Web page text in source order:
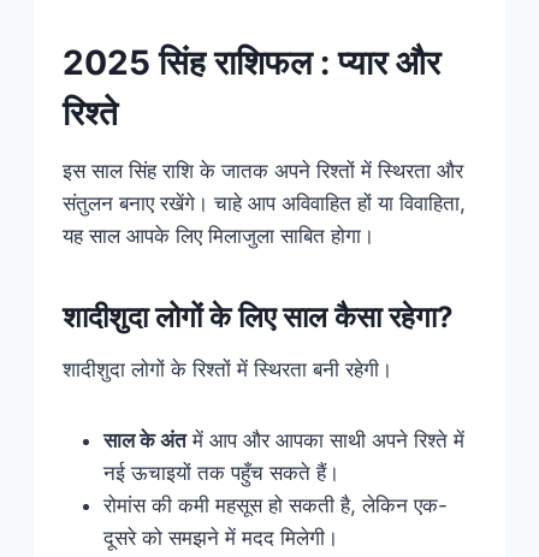
2025 सिंह राशिफल : प्यार और
रिश्ते
इस साल सिंह राशि के जातक अपने रिश्तों में स्थिरता और
संतुलन बनाए रखेंगे। चाहे आप अविवाहित हों या विवाहिता,
यह साल आपके लिए मिलाजुला साबित होगा।
शादीशुदा लोगों के लिए साल कैसा रहेगा?
शादीशुदा लोगों के रिश्तों में स्थिरता बनी रहेगी।
साल के अंतमें आप और आपका साथी अपने रिश्ते में
नई ऊचाइयों तक पहुँच सकते हैं।
रोमांस की कमी महसूस हो सकती है, लेकिन एक-
दूसरे को समझने में मदद मिलेगी।